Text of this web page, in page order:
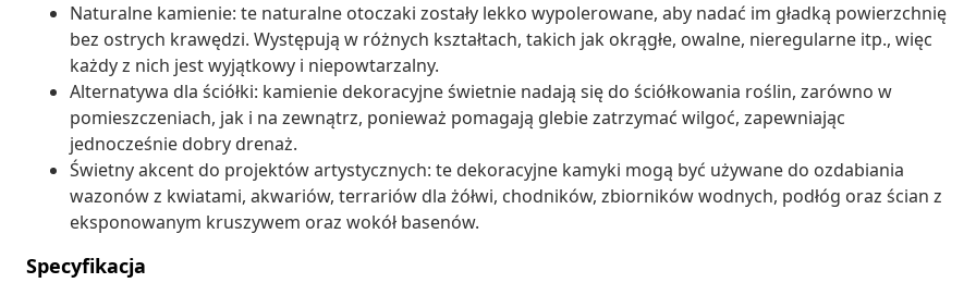
Naturalne kamienie: te naturalne otoczaki zostały lekko wypolerowane, aby nadać im gładką powierzchnię
bez ostrych krawędzi. Występują w różnych kształtach, takich jak okrągłe, owalne, nieregularne itp., więc
każdy z nich jest wyjątkowy i niepowtarzalny.
Alternatywa dla ściółki: kamienie dekoracyjne świetnie nadają się do ściółkowania roślin, zarówno w
pomieszczeniach, jak i na zewnątrz, ponieważ pomagają glebie zatrzymać wilgoć, zapewniając
jednocześnie dobry drenaż.
Świetny akcent do projektów artystycznych: te dekoracyjne kamyki mogą być używane do ozdabiania
wazonów z kwiatami, akwariów, terrariów dla żółwi, chodników, zbiorników wodnych, podłóg oraz ścian z
eksponowanym kruszywem oraz wokół basenów.
Specyfikacja